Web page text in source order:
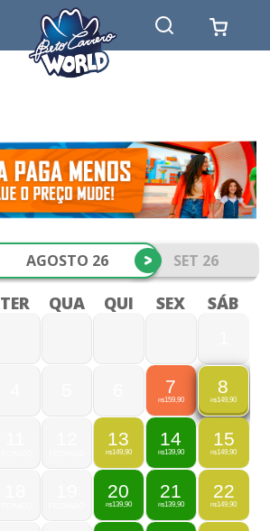
AGOSTO 26 SET 26
>
TER QUA QUI SEX SÁB
7
R$159,90
8
R$149,90
13
R$149,90
14
R$139,90
15
R$149,90
20
R$139,90
21
R$139,90
22
R$149,90